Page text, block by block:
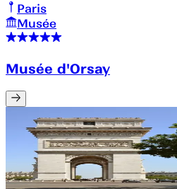
Paris
Musée
Musée d'Orsay